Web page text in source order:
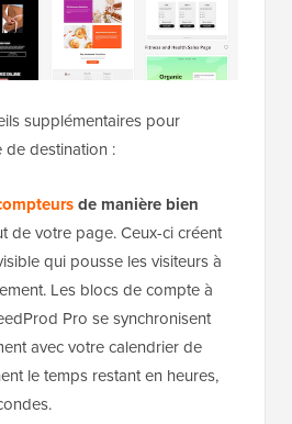
supplémentaires pour
destination :
de manière bien
de votre page. Ceux-ci créent
qui pousse les visiteurs à
Les blocs de compte à
Pro se synchronisent
avec votre calendrier de
le temps restant en heures,